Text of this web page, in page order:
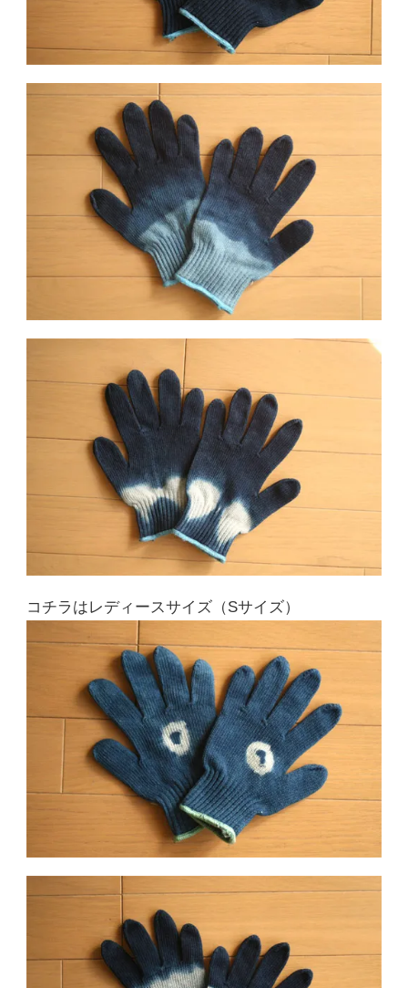
コチラはレディースサイズ（Sサイズ）